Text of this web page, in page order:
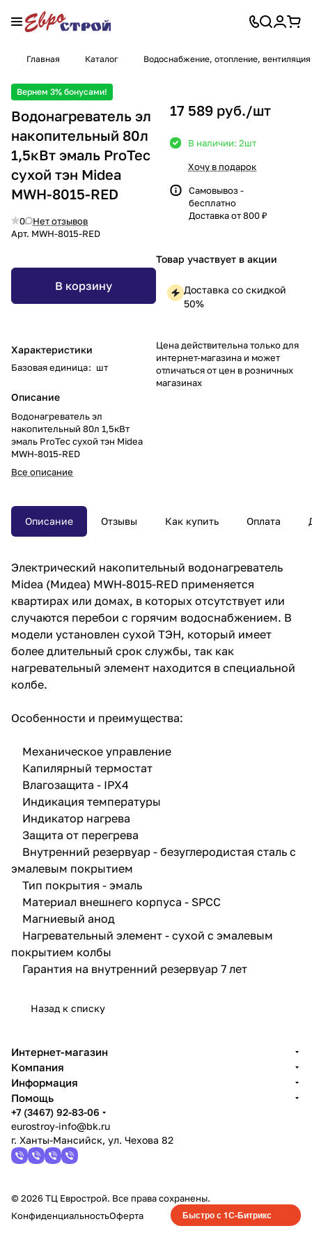
Главная Каталог Водоснабжение, отопление, вентиляция
Вернем 3% бонусами!
Водонагреватель эл
накопительный 80л
1,5кВт эмаль ProTec
сухой тэн Midea
MWH-8015-RED
0
Нет отзывов
Арт. MWH-8015-RED
В корзину
Характеристики
Базовая единица: шт
Описание
Водонагреватель эл
накопительный 80л 1,5кВт
эмаль ProTec сухой тэн Midea
MWH-8015-RED
Все описание
17 589 руб./шт
В наличии: 2шт
Хочу в подарок
Самовывоз -
бесплатно
Доставка от 800 ₽
Товар участвует в акции
Доставка со скидкой
50%
Цена действительна только для
интернет-магазина и может
отличаться от цен в розничных
магазинах
Описание Отзывы Как купить Оплата
Электрический накопительный водонагреватель
Midea (Мидеа) MWH-8015-RED применяется
квартирах или домах, в которых отсутствует или
случаются перебои с горячим водоснабжением. В
модели установлен сухой ТЭН, который имеет
более длительный срок службы, так как
нагревательный элемент находится в специальной
колбе.
Особенности и преимущества:
Механическое управление
Капилярный термостат
Влагозащита - IPX4
Индикация температуры
Индикатор нагрева
Защита от перегрева
Внутренний резервуар - безуглеродистая сталь с
эмалевым покрытием
Тип покрытия - эмаль
Материал внешнего корпуса - SPCC
Магниевый анод
Нагревательный элемент - сухой с эмалевым
покрытием колбы
Гарантия на внутренний резервуар 7 лет
Назад к списку
Интернет-магазин
Компания
Информация
Помощь
+7 (3467) 92-83-06
eurostroy-info@bk.ru
г. Ханты-Мансийск, ул. Чехова 82
© 2026 ТЦ Еврострой. Все права сохранены.
КонфиденциальностьОферта Быстро с 1С-Битрикс